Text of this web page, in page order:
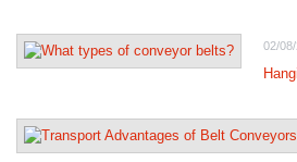
02/